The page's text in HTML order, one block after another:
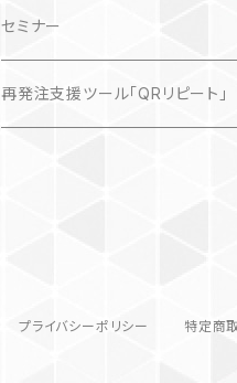
記事（デジタル販売）
セミナー
再発注支援ツール「QRリピート」
プライバシーポリシー 特定商